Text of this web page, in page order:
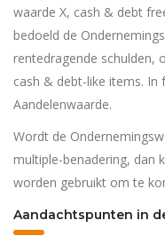
waarde X, cash & debt
bedoeld de
rentedragende schulden,
cash & debt-like items. In
Aandelenwaarde.
Wordt de
multiple-benadering, dan
worden gebruikt om te
Aandachtspunten in